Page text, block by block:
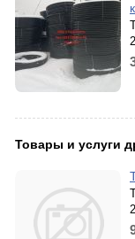
Товары и услуги